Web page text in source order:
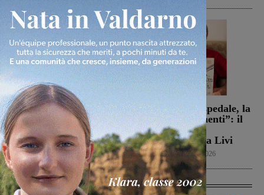
Campionato di serie D,
domani i calendari
Calcio 9 Agosto 2026
Dal treno all’ospedale, la
vita in “Frammenti”: il
primo libro del
valdarnese Luca Livi
Cultura 9 Agosto 2026
Ultime Calcio